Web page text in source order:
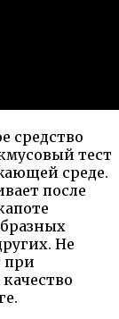
средство
тест
среде.
после
Не
при